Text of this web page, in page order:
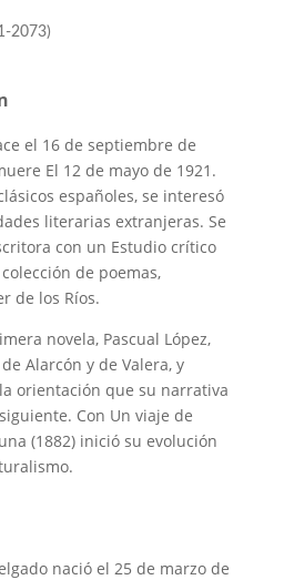
2073)
el 16 de septiembre de
El 12 de mayo de 1921.
españoles, se interesó
literarias extranjeras. Se
con un Estudio crítico
de poemas,
de los Ríos.
novela, Pascual López,
Alarcón y de Valera, y
orientación que su narrativa
Con Un viaje de
(1882) inició su evolución
nació el 25 de marzo de